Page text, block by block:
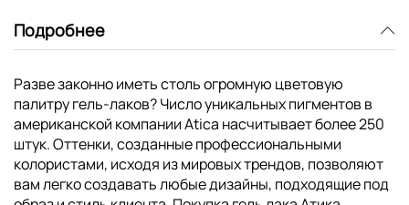
Подробнее
Разве законно иметь столь огромную цветовую
палитру гель-лаков? Число уникальных пигментов в
американской компании Atica насчитывает более 250
штук. Оттенки, созданные профессиональными
колористами, исходя из мировых трендов, позволяют
вам легко создавать любые дизайны, подходящие под